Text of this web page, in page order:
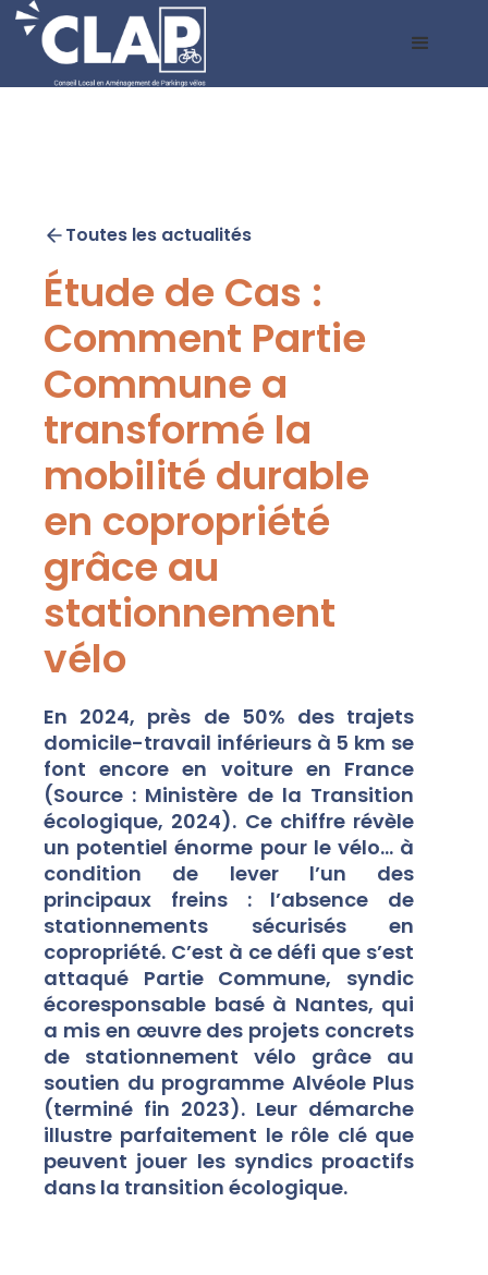
Toutes les actualités
Étude de Cas :
Comment Partie
Commune a
transformé la
mobilité durable
en copropriété
grâce au
stationnement
vélo
En 2024, près de 50% des trajets
domicile-travail inférieurs à 5 km se
font encore en voiture en France
(Source : Ministère de la Transition
écologique, 2024). Ce chiffre révèle
un potentiel énorme pour le vélo… à
condition de lever l’un des
principaux freins : l’absence de
stationnements sécurisés en
copropriété. C’est à ce défi que s’est
attaqué Partie Commune, syndic
écoresponsable basé à Nantes, qui
a mis en œuvre des projets concrets
de stationnement vélo grâce au
soutien du programme Alvéole Plus
(terminé fin 2023). Leur démarche
illustre parfaitement le rôle clé que
peuvent jouer les syndics proactifs
dans la transition écologique.